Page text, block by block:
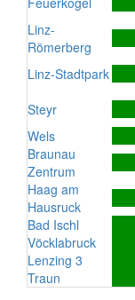
Linz-
Römerberg
Linz-Stadtpark
Steyr
Wels
Braunau
Zentrum
Haag am
Hausruck
Bad Ischl
Vöcklabruck
Lenzing 3
Traun